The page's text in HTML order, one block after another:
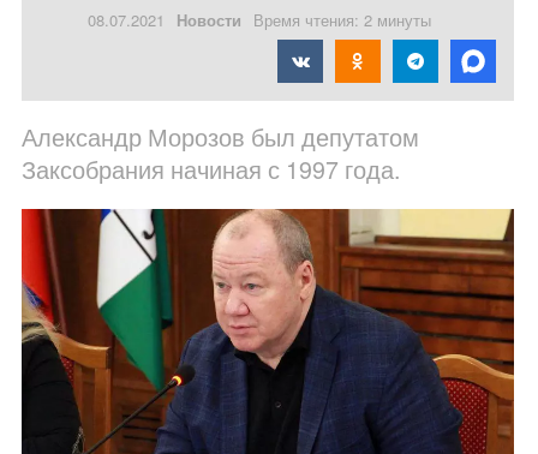
08.07.2021 Новости Время чтения: 2 минуты
Александр Морозов был депутатом
Заксобрания начиная с 1997 года.